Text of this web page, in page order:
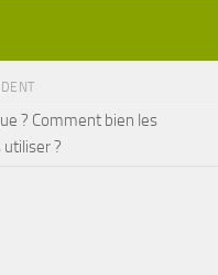
? Comment bien les
?